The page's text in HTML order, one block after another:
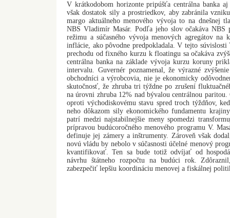
V krátkodobom horizonte pripúšťa centrálna banka
však dostatok sily a prostriedkov, aby zabránila
margo aktuálneho menového vývoja to na dnešnej
NBS Vladimír Masár. Podľa jeho slov očakáva NBS
režimu a súčasného vývoja menových agregátov na
inflácie, ako pôvodne predpokladala. V tejto súvislosti
prechodu od fixného kurzu k floatingu sa očakáva
centrálna banka na základe vývoja kurzu koruny
intervalu. Guvernér poznamenal, že výrazné
obchodníci a výrobcovia, nie je ekonomicky
skutočnosť, že zhruba tri týždne po zrušení
na úrovni zhruba 12% nad bývalou centrálnou
oproti východiskovému stavu spred troch týždňov,
neho dôkazom sily ekonomického fundamentu
patrí medzi najstabilnejšie meny spomedzi
prípravou budúcoročného menového programu V.
definuje jej zámery a inštrumenty. Zároveň však
novú vládu by nebolo v súčasnosti účelné menový
kvantifikovať. Ten sa bude totiž odvíjať od
návrhu štátneho rozpočtu na budúci rok.
zabezpečiť lepšiu koordináciu menovej a fiskálnej